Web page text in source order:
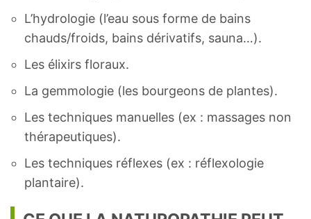
L’hydrologie (l’eau sous forme de bains
chauds/froids, bains dérivatifs, sauna…).
Les élixirs floraux.
La gemmologie (les bourgeons de plantes).
Les techniques manuelles (ex : massages non
thérapeutiques).
Les techniques réflexes (ex : réflexologie
plantaire).